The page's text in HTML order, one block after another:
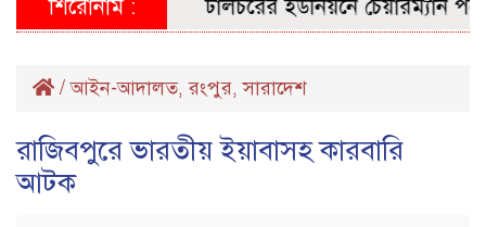
শিরোনাম : ঢালচরের ইউনিয়নে চেয়ারম্যান পদে
/আইন-আদালত,রংপুর,সারাদেশ
রাজিবপুরে ভারতীয় ইয়াবাসহ কারবারি
আটক